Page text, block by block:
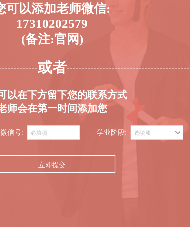
可以添加老师微信:
17310202579
(备注:官网)
或者-----------------------------------------
以在下方留下您的联系方式
师会在第一时间添加您
信号: 学业阶段:
立即提交